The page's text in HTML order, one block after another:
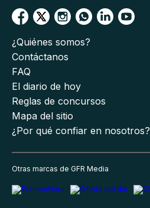
¿Quiénes somos?
Contáctanos
FAQ
El diario de hoy
Reglas de concursos
Mapa del sitio
¿Por qué confiar en nosotros?
Otras marcas de GFR Media